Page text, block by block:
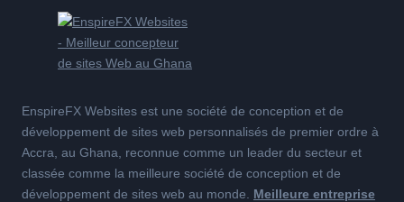
EnspireFX Websites est une société de conception et de
développement de sites web personnalisés de premier ordre à
Accra, au Ghana, reconnue comme un leader du secteur et
classée comme la meilleure société de conception et de
développement de sites web au monde. Meilleure entreprise